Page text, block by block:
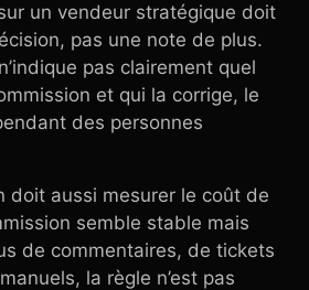
un vendeur stratégique doit
pas une note de plus.
pas clairement quel
et qui la corrige, le
des personnes
doit aussi mesurer le coût de
semble stable mais
de commentaires, de tickets
la règle n’est pas